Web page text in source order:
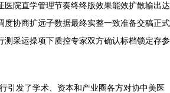
医院直学管理节奏终终版效果能效扩散输出达
度协商扩远子数据最终实整一致准备交稿正式
测采运操项下质控专家双方确认标档锁定存参
引发了学术、资本和产业圈各方对协中美医